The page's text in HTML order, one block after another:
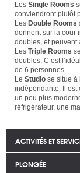
Les Single Rooms
conviendront plutôt
Les Double Rooms
donnent sur la cour
doubles, et peuvent
Les Triple Rooms
doubles. C’est
de 6 personnes.
Le Studio se situe à
indépendante. Il est
un peu plus
réfrigérateur, une
ACTIVITÉS ET
PLONGÉE